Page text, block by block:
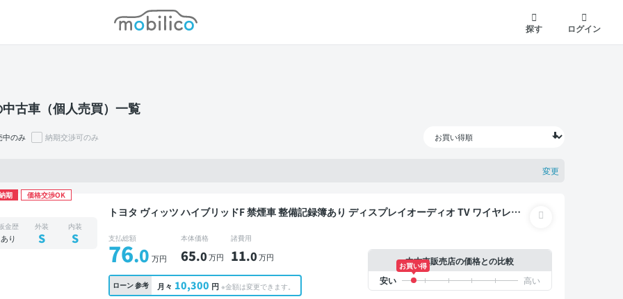
モビリコ
探す
ログイン
古車（個人売買）一覧
中のみ 納期交渉可のみ
変更
期 価格交渉OK
トヨタ ヴィッツ ハイブリッドF 禁煙車 整備記録簿あり ディスプレイオーディオ TV ワイヤレス
金歴
あり
外装
S
内装
S 支払総額
76.0 万円
本体価格
65.0万円
諸費用
11.0万円
ローン参考 月々 10,300 円 ※金額は変更できます。
中古車販売店の価格との比較
お買い得